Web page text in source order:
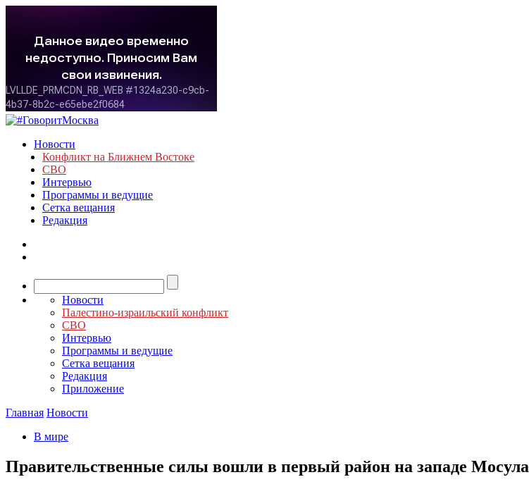
Новости
Конфликт на Ближнем Востоке
СВО
Интервью
Программы и ведущие
Сетка вещания
Редакция
Новости
Палестино-израильский конфликт
СВО
Интервью
Программы и ведущие
Сетка вещания
Редакция
Приложение
Главная Новости
В мире
Правительственные силы вошли в первый район на западе Мосула